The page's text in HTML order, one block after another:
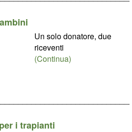
Un solo donatore, due
riceventi
(Continua)
i trapianti